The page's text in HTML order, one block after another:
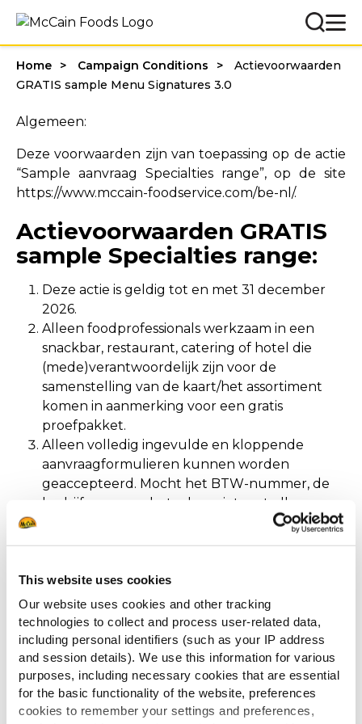
This website uses cookies
Our website uses cookies and other tracking
technologies to collect and process user-related data,
including personal identifiers (such as your IP address
and session details). We use this information for various
purposes, including necessary cookies that are essential
for the basic functionality of the website, preferences
cookies to remember your settings and preferences,
Home Campaign Conditions
Actievoorwaarden
GRATIS sample Menu Signatures 3.0
Algemeen:
Deze voorwaarden zijn van toepassing op de actie
“Sample aanvraag Specialties range”, op de site
https://www.mccain-foodservice.com/be-nl/.
Actievoorwaarden GRATIS
sample Specialties range:
Deze actie is geldig tot en met 31 december
2026.
Alleen foodprofessionals werkzaam in een
snackbar, restaurant, catering of hotel die
(mede)verantwoordelijk zijn voor de
samenstelling van de kaart/het assortiment
komen in aanmerking voor een gratis
proefpakket.
Alleen volledig ingevulde en kloppende
aanvraagformulieren kunnen worden
geaccepteerd. Mocht het BTW-nummer, de
bedrijfsnaam en het adres niet met elkaar
corresponderen, dan mag McCain Foods
Belgium NV de aanvraag afwijzen.
worden aangevraagd.
Deze actie is alleen geldig in België, het bedrijf
dient ook gevestigd te zijn in België.
Gegevens worden uitsluitend gebruikt in
overeenstemming met de General Data
Protection Regulation (GDPR).
De ingevulde persoonsgegevens worden
enkel gebruikt voor de aanvraag van het